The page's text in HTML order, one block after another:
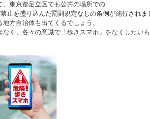
、東京都足立区でも公共の場所での
禁止を盛り込んだ罰則規定なしの条例が施行されま
方自治体も出てくるでしょう。
なく、各々の意識で「歩きスマホ」をなくしたい